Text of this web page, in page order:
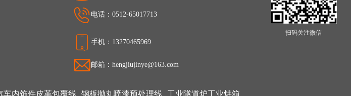
电话：0512-65017713
手机：13270465969
邮箱：hengjiujinye@163.com
扫码关注微信
车内饰件皮革包覆线 钢板抛丸喷漆预处理线 工业隧道炉工业烘箱